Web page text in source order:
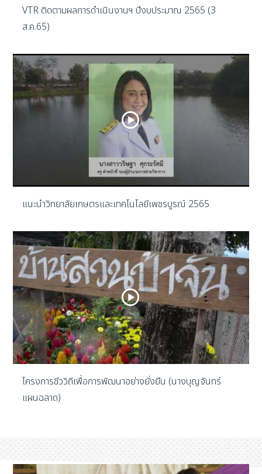
VTR ติดตามผลการดำเนินงานฯ ปีงบประมาณ 2565 (3
ส.ค.65)
แนะนำวิทยาลัยเกษตรและเทคโนโลยีเพชรบูรณ์ 2565
โครงการชีววิถีเพื่อการพัฒนาอย่างยั่งยืน (นางบุญจันทร์
แผนฉลาด)